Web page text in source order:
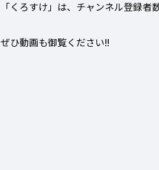
「くろすけ」は、チャンネル登録
ぜひ動画も御覧ください!!